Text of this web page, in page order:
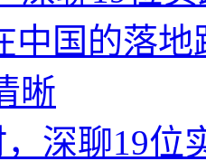
，深聊19位